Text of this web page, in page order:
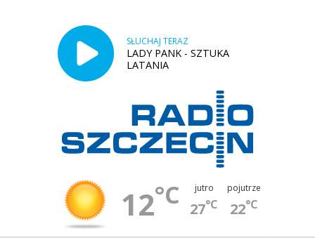
SŁUCHAJ TERAZ
LADY PANK - SZTUKA
LATANIA
12°C jutro
27°C
pojutrze
22°C